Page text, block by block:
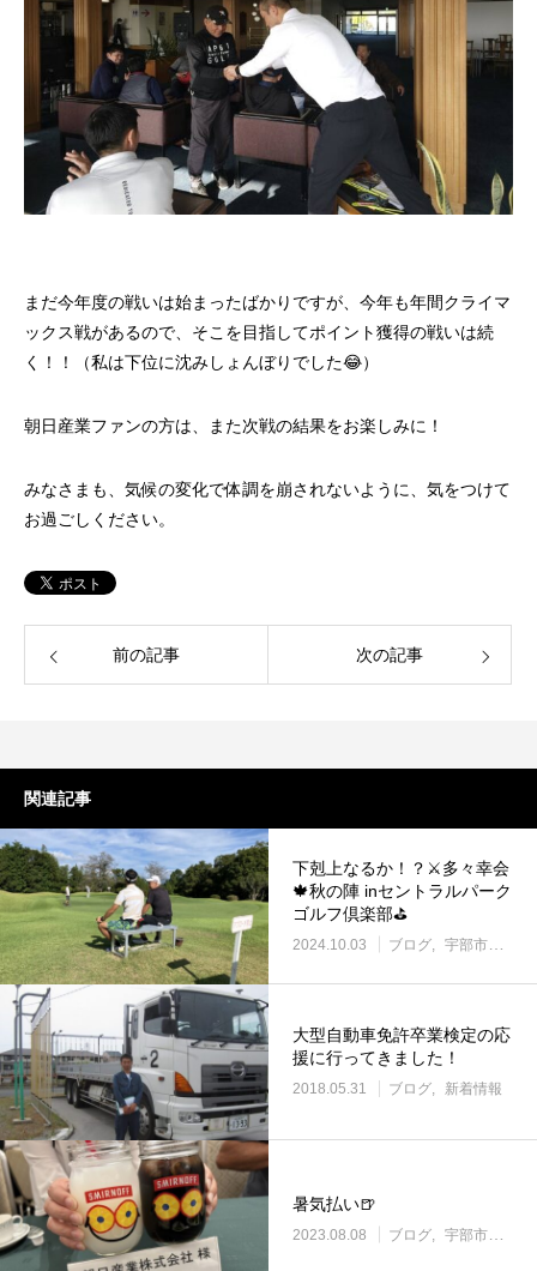
まだ今年度の戦いは始まったばかりですが、今年も年間クライマ
ックス戦があるので、そこを目指してポイント獲得の戦いは続
く！！（私は下位に沈みしょんぼりでした😂）
朝日産業ファンの方は、また次戦の結果をお楽しみに！
みなさまも、気候の変化で体調を崩されないように、気をつけて
お過ごしください。
前の記事 次の記事
関連記事
下剋上なるか！？⚔️多々幸会
🍁秋の陣 inセントラルパーク
ゴルフ倶楽部⛳
2024.10.03 ブログ 宇部市働き方改革に取り組む企業
大型自動車免許卒業検定の応
援に行ってきました！
2018.05.31 ブログ 新着情報
暑気払い🍺
2023.08.08 ブログ 宇部市働き方改革に取り組む企業